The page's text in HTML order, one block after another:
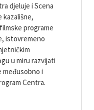
djeluje i Scena
kazališne,
programe
istovremeno
u miru razvijati
i
Centra.